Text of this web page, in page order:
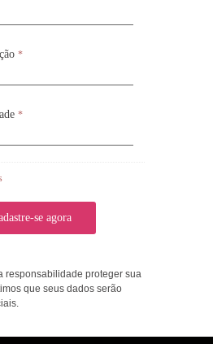
*
*
responsabilidade proteger sua
que seus dados serão
*
*
responsabilidade proteger sua
que seus dados serão